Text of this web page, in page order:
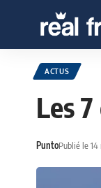
ACTUS
Les
PuntoPublié le